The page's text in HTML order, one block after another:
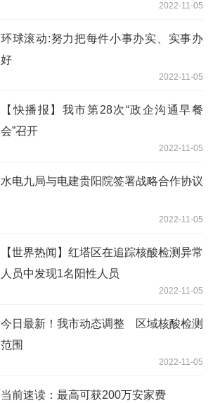
2022-11-05
环球滚动:努力把每件小事办实、实事办
好
2022-11-05
【快播报】我市第28次“政企沟通早餐
会”召开
2022-11-05
水电九局与电建贵阳院签署战略合作协议
2022-11-05
【世界热闻】红塔区在追踪核酸检测异常
人员中发现1名阳性人员
2022-11-05
今日最新！我市动态调整 区域核酸检测
范围
2022-11-05
当前速读：最高可获200万安家费